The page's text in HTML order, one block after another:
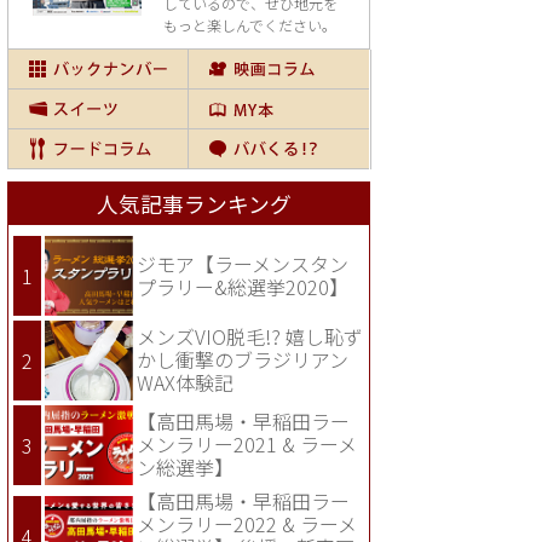
もっと楽しんでください。
人気記事ランキング
ジモア【ラーメンスタン
プラリー&総選挙2020】
メンズVIO脱毛!? 嬉し恥ず
かし衝撃のブラジリアン
WAX体験記
【高田馬場・早稲田ラー
メンラリー2021 & ラーメ
ン総選挙】
【高田馬場・早稲田ラー
メンラリー2022 & ラーメ